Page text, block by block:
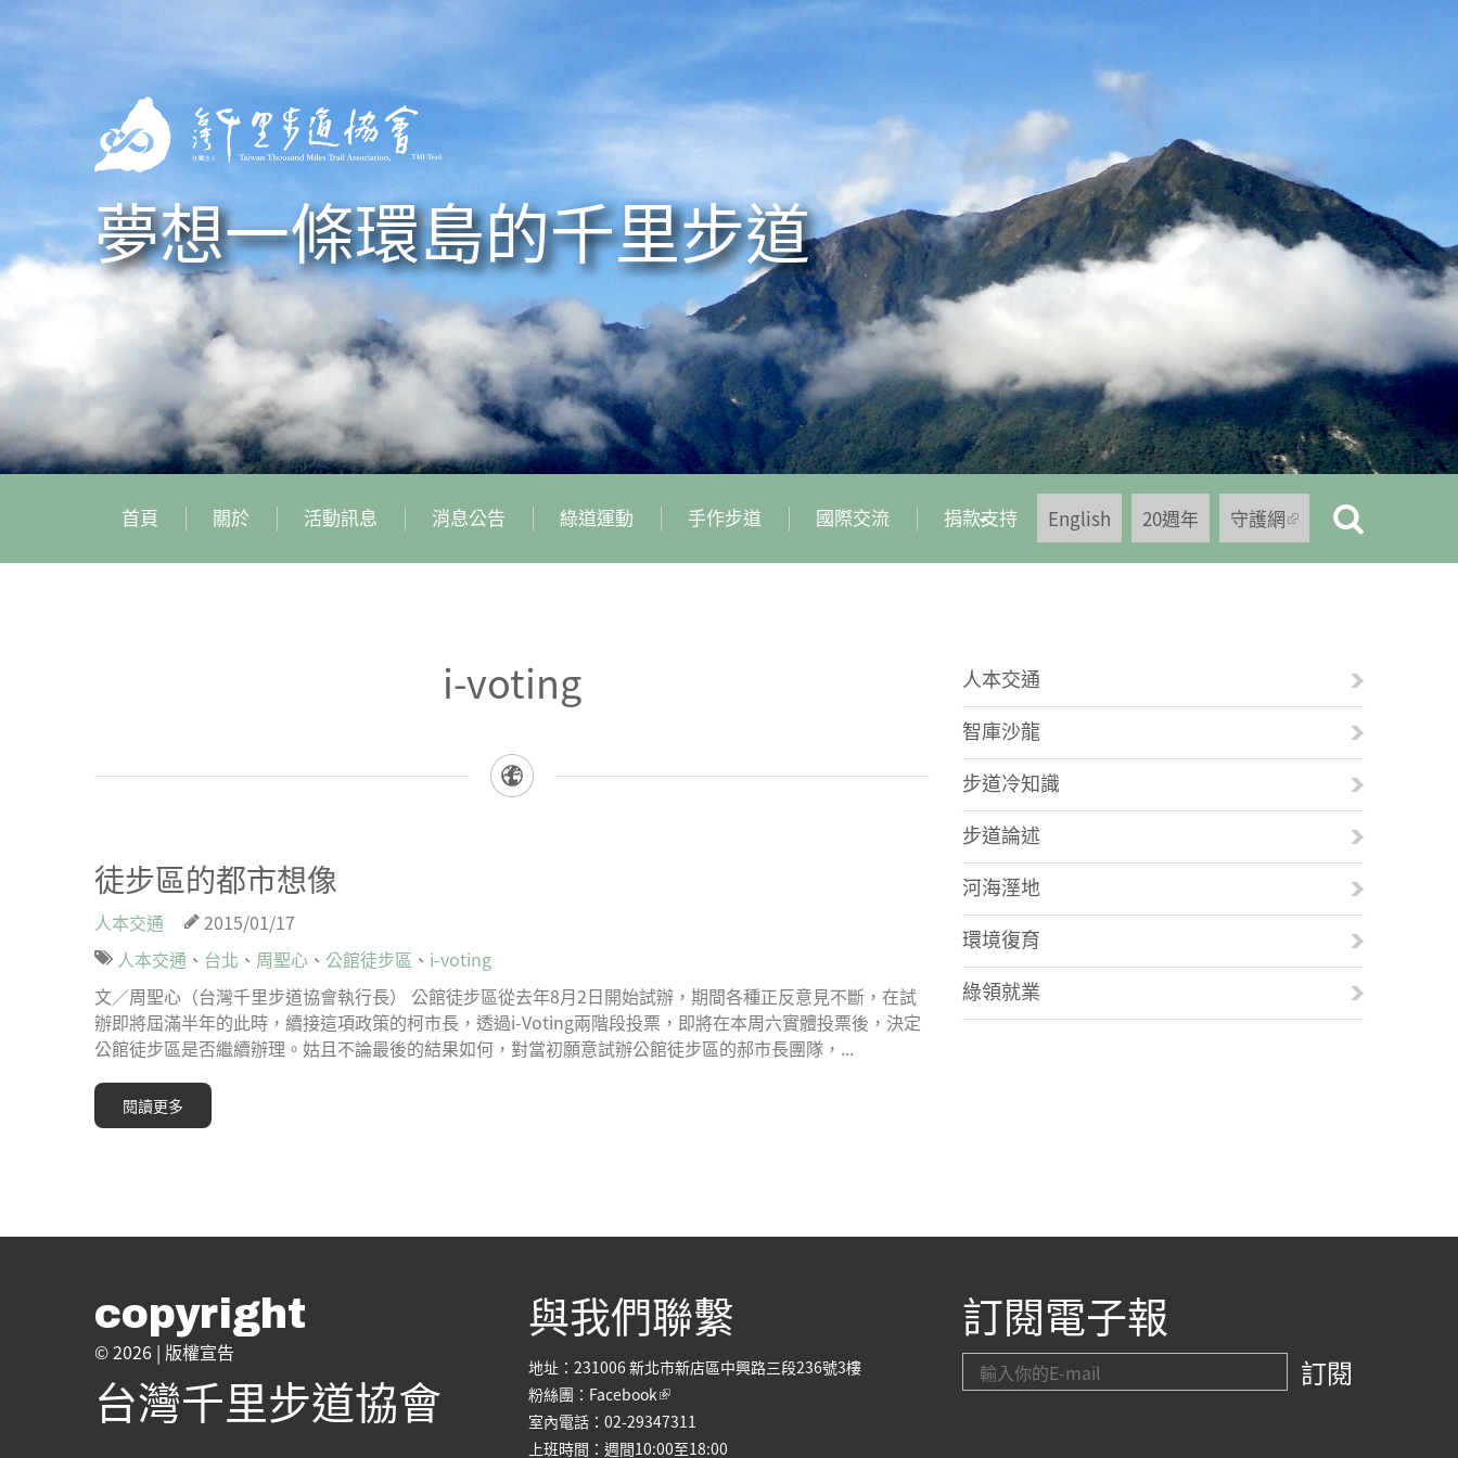
夢想一條環島的千里步道
首頁 關於 活動訊息 消息公告 綠道運動 手作步道 國際交流 捐款支持 English 20週年 守護網(link is
external)
i-voting
徒步區的都市想像
人本交通
2015/01/17
人本交通 、 台北 、 周聖心 、 公館徒步區 、 i-voting
文／周聖心（台灣千里步道協會執行長） 公館徒步區從去年8月2日開始試辦，期間各種正反意見不斷，在試
辦即將屆滿半年的此時，續接這項政策的柯市長，透過i-Voting兩階段投票，即將在本周六實體投票後，決定
公館徒步區是否繼續辦理。姑且不論最後的結果如何，對當初願意試辦公館徒步區的郝市長團隊，...
閱讀更多
人本交通
智庫沙龍
步道冷知識
步道論述
河海溼地
環境復育
綠領就業
copyright
© 2026 | 版權宣告
台灣千里步道協會
與我們聯繫
地址：231006 新北市新店區中興路三段236號3樓
粉絲團： Facebook(link is external)
室內電話：02-29347311
上班時間：週間10:00至18:00
訂閱電子報